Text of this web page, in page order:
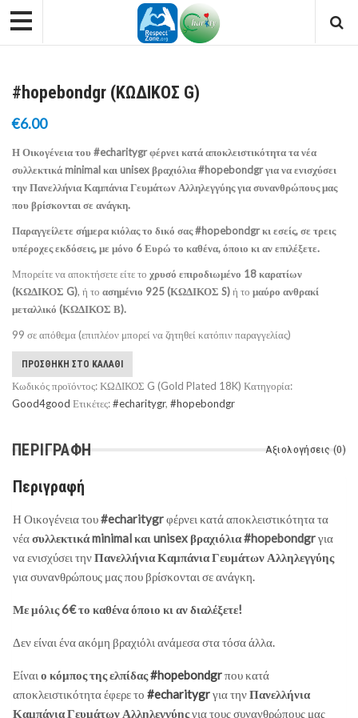
#hopebondgr (ΚΩΔΙΚΟΣ G)
€6.00
Η Οικογένεια του #echaritygr φέρνει κατά αποκλειστικότητα τα νέα
συλλεκτικά minimal και unisex βραχιόλια #hopebondgr για να ενισχύσει
την Πανελλήνια Καμπάνια Γευμάτων Αλληλεγγύης για συνανθρώπους μας
που βρίσκονται σε ανάγκη.
Παραγγείλετε σήμερα κιόλας το δικό σας #hopebondgr κι εσείς, σε τρεις
υπέροχες εκδόσεις, με μόνο 6 Ευρώ το καθένα, όποιο κι αν επιλέξετε.
Μπορείτε να αποκτήσετε είτε το χρυσό επιροδιωμένο 18 καρατίων
(ΚΩΔΙΚΟΣ G), ή το ασημένιο 925 (ΚΩΔΙΚΟΣ S)ή το μαύρο ανθρακί
μεταλλικό (ΚΩΔΙΚΟΣ Β).
99 σε απόθεμα (επιπλέον μπορεί να ζητηθεί κατόπιν παραγγελίας)
ΠΡΟΣΘΉΚΗ ΣΤΟ ΚΑΛΆΘΙ
Κωδικός προϊόντος:ΚΩΔΙΚΟΣ G (Gold Plated 18K) Κατηγορία:
Good4good Ετικέτες:#echaritygr, #hopebondgr
ΠΕΡΙΓΡΑΦΉ Αξιολογήσεις (0)
Περιγραφή
Η Οικογένεια του#echaritygrφέρνει κατά αποκλειστικότητα τα
νέασυλλεκτικά minimal και unisex βραχιόλια #hopebondgrγια
να ενισχύσει τηνΠανελλήνια Καμπάνια Γευμάτων Αλληλεγγύης
για συνανθρώπους μας που βρίσκονται σε ανάγκη.
Με μόλις 6€ το καθένα όποιο κι αν διαλέξετε!
Δεν είναι ένα ακόμη βραχιόλι ανάμεσα στα τόσα άλλα.
Είναι ο κόμπος της ελπίδας#hopebondgrπου κατά
αποκλειστικότητα έφερε το #echaritygrγια τηνΠανελλήνια
Καμπάνια Γευμάτων Αλληλεγγύηςγια τους συνανθρώπους μας